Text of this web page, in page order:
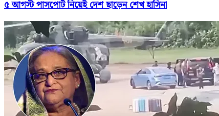
৫ আগস্ট পাসপোর্ট নিয়েই দেশ ছাড়েন শেখ হাসিনা